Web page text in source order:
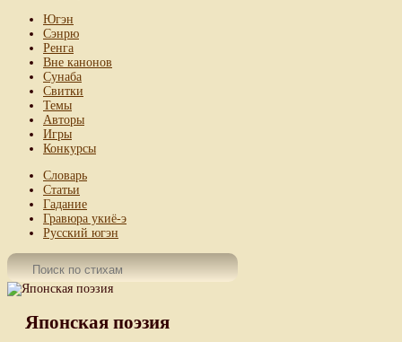
Югэн
Сэнрю
Ренга
Вне канонов
Сунаба
Свитки
Темы
Авторы
Игры
Конкурсы
Словарь
Статьи
Гадание
Гравюра укиё-э
Русский югэн
Японская поэзия